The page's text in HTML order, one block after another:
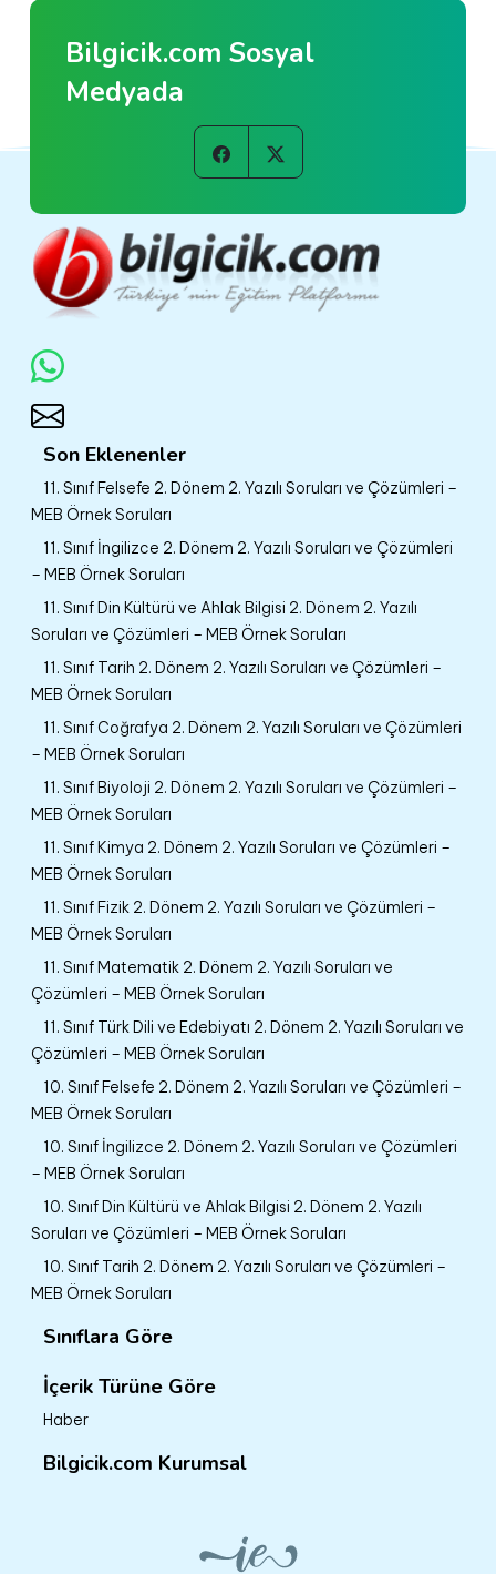
Bilgicik.com Sosyal
Medyada
Son Eklenenler
11. Sınıf Felsefe 2. Dönem 2. Yazılı Soruları ve Çözümleri –
MEB Örnek Soruları
11. Sınıf İngilizce 2. Dönem 2. Yazılı Soruları ve Çözümleri
– MEB Örnek Soruları
11. Sınıf Din Kültürü ve Ahlak Bilgisi 2. Dönem 2. Yazılı
Soruları ve Çözümleri – MEB Örnek Soruları
11. Sınıf Tarih 2. Dönem 2. Yazılı Soruları ve Çözümleri –
MEB Örnek Soruları
11. Sınıf Coğrafya 2. Dönem 2. Yazılı Soruları ve Çözümleri
– MEB Örnek Soruları
11. Sınıf Biyoloji 2. Dönem 2. Yazılı Soruları ve Çözümleri –
MEB Örnek Soruları
11. Sınıf Kimya 2. Dönem 2. Yazılı Soruları ve Çözümleri –
MEB Örnek Soruları
11. Sınıf Fizik 2. Dönem 2. Yazılı Soruları ve Çözümleri –
MEB Örnek Soruları
11. Sınıf Matematik 2. Dönem 2. Yazılı Soruları ve
Çözümleri – MEB Örnek Soruları
11. Sınıf Türk Dili ve Edebiyatı 2. Dönem 2. Yazılı Soruları ve
Çözümleri – MEB Örnek Soruları
10. Sınıf Felsefe 2. Dönem 2. Yazılı Soruları ve Çözümleri –
MEB Örnek Soruları
10. Sınıf İngilizce 2. Dönem 2. Yazılı Soruları ve Çözümleri
– MEB Örnek Soruları
10. Sınıf Din Kültürü ve Ahlak Bilgisi 2. Dönem 2. Yazılı
Soruları ve Çözümleri – MEB Örnek Soruları
10. Sınıf Tarih 2. Dönem 2. Yazılı Soruları ve Çözümleri –
MEB Örnek Soruları
Sınıflara Göre
İçerik Türüne Göre
Haber
Bilgicik.com Kurumsal